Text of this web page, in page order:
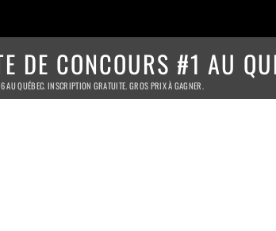
DE CONCOURS #1 AU
AU QUÉBEC. INSCRIPTION GRATUITE. GROS PRIX À GAGNER.